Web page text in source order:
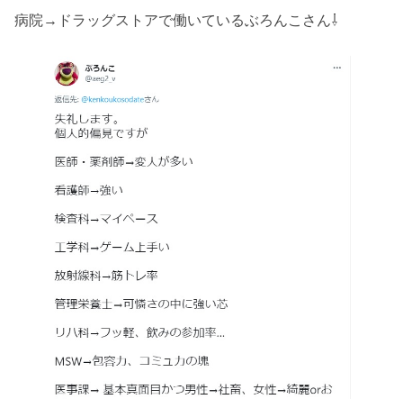
病院→ドラッグストアで働いているぶろんこさん⇩